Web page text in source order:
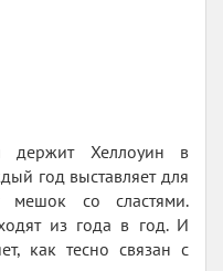
держит Хеллоуин в
год выставляет для
мешок со сластями.
из года в год. И
как тесно связан с